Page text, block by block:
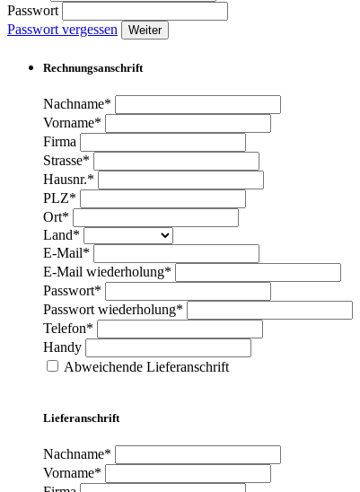
Passwort
Passwort vergessen
Weiter
Rechnungsanschrift
Nachname*
Vorname*
Firma
Strasse*
Hausnr.*
PLZ*
Ort*
Land*
E-Mail*
E-Mail wiederholung*
Passwort*
Passwort wiederholung*
Telefon*
Handy
Abweichende Lieferanschrift
Lieferanschrift
Nachname*
Vorname*